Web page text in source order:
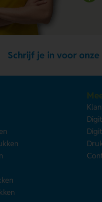
Schrijf je in voor